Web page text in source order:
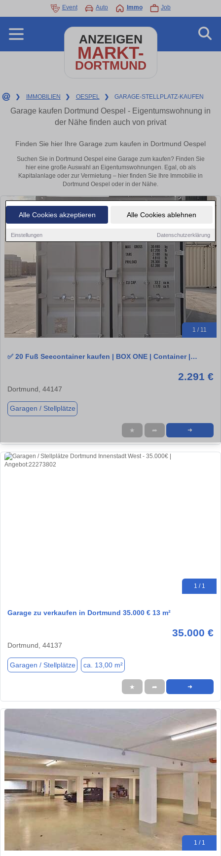
Alle Cookies akzeptieren Alle Cookies ablehnen
Einstellungen Datenschutzerklärung
Event Auto Immo Job
ANZEIGEN
MARKT-
DORTMUND
❯ IMMOBILIEN ❯ OESPEL ❯ GARAGE-STELLPLATZ-KAUFEN
Garage kaufen Dortmund Oespel - Eigentumswohnung in
der Nähe finden auch von privat
Finden Sie hier Ihre Garage zum kaufen in Dortmund Oespel
Suchen Sie in Dortmund Oespel eine Garage zum kaufen? Finden Sie
hier eine große Auswahl an Eigentumswohnungen. Egal, ob als
Kapitalanlage oder zur Vermietung – hier finden Sie Ihre Immobilie in
Dortmund Oespel oder in der Nähe.
1 / 11
✅ 20 Fuß Seecontainer kaufen | BOX ONE | Container |…
2.291 €
Dortmund, 44147
Garagen / Stellplätze
★ ➦ ➜
1 / 1
Garage zu verkaufen in Dortmund 35.000 € 13 m²
35.000 €
Dortmund, 44137
Garagen / Stellplätze ca. 13,00 m²
★ ➦ ➜
1 / 1